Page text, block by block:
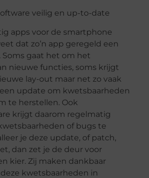
apps voor de smartphone
dat zo’n app geregeld een
gaat het om het
nieuwe functies, soms krijgt
lay-out maar net zo vaak
update om kwetsbaarheden
te herstellen. Ook
krijgt daarom regelmatig
of bugs te
je deze update, of patch,
dan zet je de deur voor
kier. Zij maken dankbaar
kwetsbaarheden in